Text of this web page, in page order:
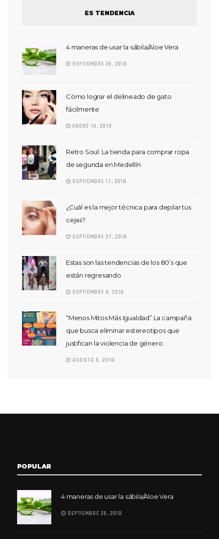
ES TENDENCIA
4 maneras de usar la sábila/Aloe Vera
SEPTIEMBRE 26, 2018
Cómo lograr el delineado de gato
fácilmente
ENERO 14, 2019
Retro Soul: La tienda para comprar ropa
de segunda en Medellín
SEPTIEMBRE 17, 2018
¿Cuál es la mejor técnica para depilar tus
cejas?
SEPTIEMBRE 27, 2018
Estas son las tendencias de los 80’s que
están regresando
SEPTIEMBRE 6, 2018
“Menos Mitos Más Igualdad” La campaña
que busca eliminar estereotipos que
justifican la violencia de género
AGOSTO 6, 2018
POPULAR
4 maneras de usar la sábila/Aloe Vera
SEPTIEMBRE 26, 2018